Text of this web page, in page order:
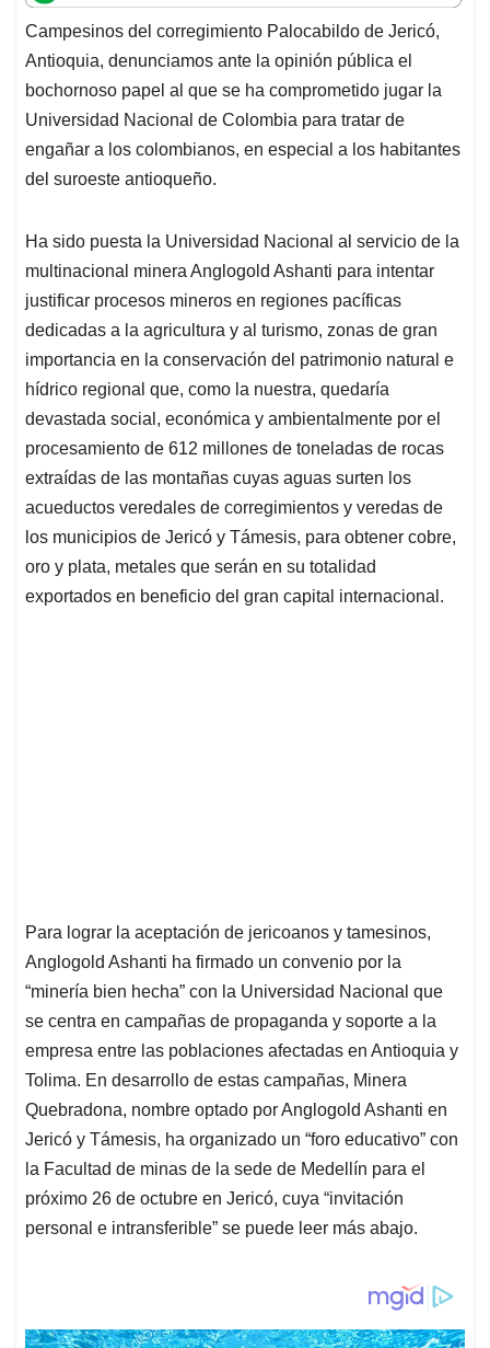
t
s
A
p
p
e
b
o
o
k
k
e
d
I
n
i
l
e
a
d
s
Campesinos del corregimiento Palocabildo de Jericó,
Antioquia, denunciamos ante la opinión pública el
bochornoso papel al que se ha comprometido jugar la
Universidad Nacional de Colombia para tratar de
engañar a los colombianos, en especial a los habitantes
del suroeste antioqueño.
Ha sido puesta la Universidad Nacional al servicio de la
multinacional minera Anglogold Ashanti para intentar
justificar procesos mineros en regiones pacíficas
dedicadas a la agricultura y al turismo, zonas de gran
importancia en la conservación del patrimonio natural e
hídrico regional que, como la nuestra, quedaría
devastada social, económica y ambientalmente por el
procesamiento de 612 millones de toneladas de rocas
extraídas de las montañas cuyas aguas surten los
acueductos veredales de corregimientos y veredas de
los municipios de Jericó y Támesis, para obtener cobre,
oro y plata, metales que serán en su totalidad
exportados en beneficio del gran capital internacional.
Para lograr la aceptación de jericoanos y tamesinos,
Anglogold Ashanti ha firmado un convenio por la
“minería bien hecha” con la Universidad Nacional que
se centra en campañas de propaganda y soporte a la
empresa entre las poblaciones afectadas en Antioquia y
Tolima. En desarrollo de estas campañas, Minera
Quebradona, nombre optado por Anglogold Ashanti en
Jericó y Támesis, ha organizado un “foro educativo” con
la Facultad de minas de la sede de Medellín para el
próximo 26 de octubre en Jericó, cuya “invitación
personal e intransferible” se puede leer más abajo.